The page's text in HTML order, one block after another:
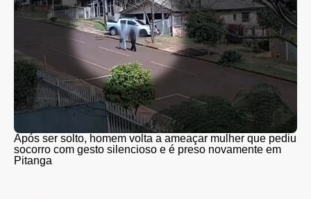
Após ser solto, homem volta a ameaçar mulher que pediu
socorro com gesto silencioso e é preso novamente em
Pitanga